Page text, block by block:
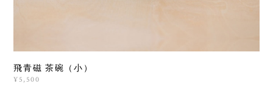
飛青磁 茶碗（小）
¥5,500